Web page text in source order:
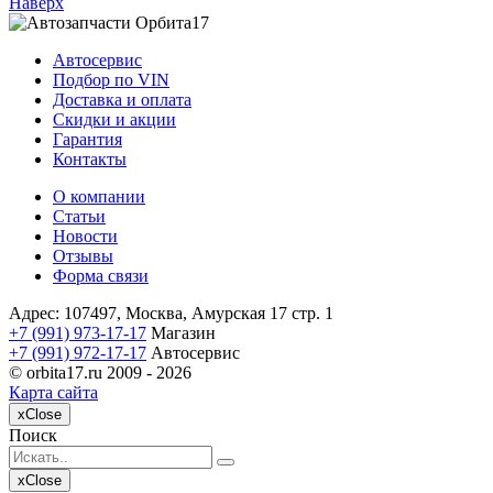
Автосервис
Подбор по VIN
Доставка и оплата
Скидки и акции
Гарантия
Контакты
О компании
Статьи
Новости
Отзывы
Форма связи
Адрес: 107497, Москва, Амурская 17 стр. 1
+7 (991) 973-17-17 Магазин
+7 (991) 972-17-17 Автосервис
© orbita17.ru 2009 - 2026
Карта сайта
xClose
Поиск
xClose